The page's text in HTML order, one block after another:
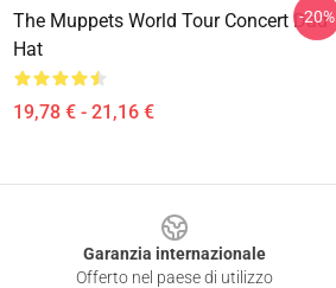
The Muppets World Tour Concert Dad
Hat
19,78 € - 21,16 €
-20%
Garanzia internazionale
Offerto nel paese di utilizzo